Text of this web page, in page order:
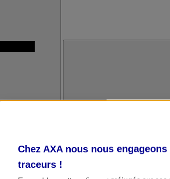
section précédente
Chez AXA nous nous
traceurs !